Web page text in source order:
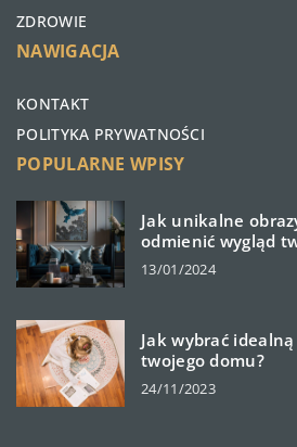
ZDROWIE
NAWIGACJA
KONTAKT
POLITYKA PRYWATNOŚCI
POPULARNE WPISY
Jak unikalne
odmienić wygląd
13/01/2024
Jak wybrać
twojego domu?
24/11/2023